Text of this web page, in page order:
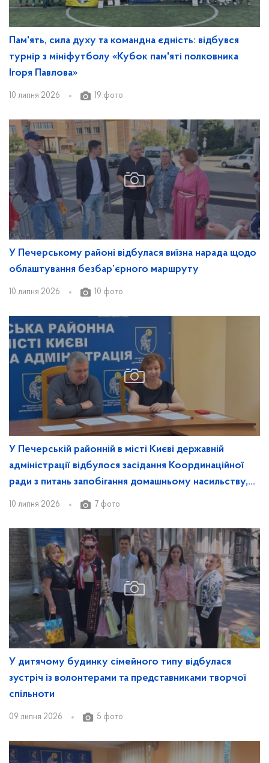
Пам'ять, сила духу та командна єдність: відбувся
турнір з мініфутболу «Кубок пам'яті полковника
Ігоря Павлова»
10 липня 2026 19 фото
У Печерському районі відбулася виїзна нарада щодо
облаштування безбар’єрного маршруту
10 липня 2026 10 фото
У Печерській районній в місті Києві державній
адміністрації відбулося засідання Координаційної
ради з питань запобігання домашньому насильству,
протидії торгівлі людьми та забезпечення гендерної
10 липня 2026 7 фото
У дитячому будинку сімейного типу відбулася
зустріч із волонтерами та представниками творчої
спільноти
09 липня 2026 5 фото